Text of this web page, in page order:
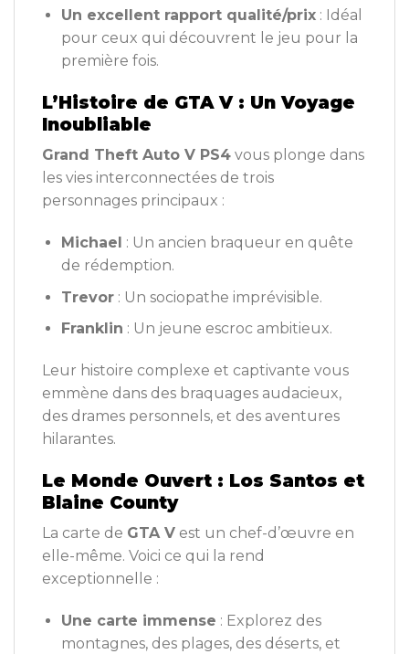
Un excellent rapport qualité/prix: Idéal
pour ceux qui découvrent le jeu pour la
première fois.
L’Histoire de GTA V : Un Voyage
Inoubliable
Grand Theft Auto V PS4 vous plonge dans
les vies interconnectées de trois
personnages principaux :
Michael : Un ancien braqueur en quête
de rédemption.
Trevor: Un sociopathe imprévisible.
Franklin : Un jeune escroc ambitieux.
Leur histoire complexe et captivante vous
emmène dans des braquages audacieux,
des drames personnels, et des aventures
hilarantes.
Le Monde Ouvert : Los Santos et
Blaine County
La carte de GTA V est un chef-d’œuvre en
elle-même. Voici ce qui la rend
exceptionnelle :
Une carte immense : Explorez des
montagnes, des plages, des déserts, et